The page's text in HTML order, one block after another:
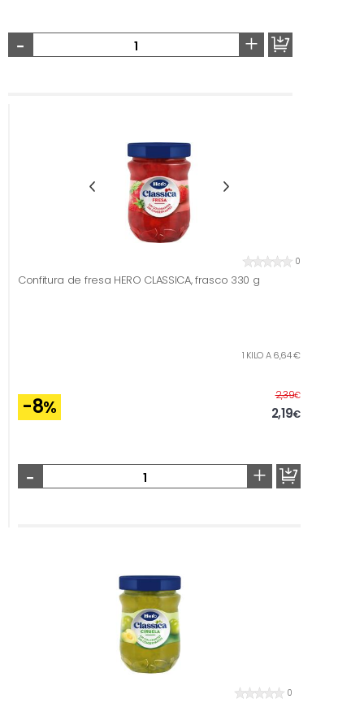
- +
0
Confitura de fresa HERO CLASSICA, frasco 330 g
1 KILO A 6,64 €
-8%
2,39€Antes
2,19€
- +
0